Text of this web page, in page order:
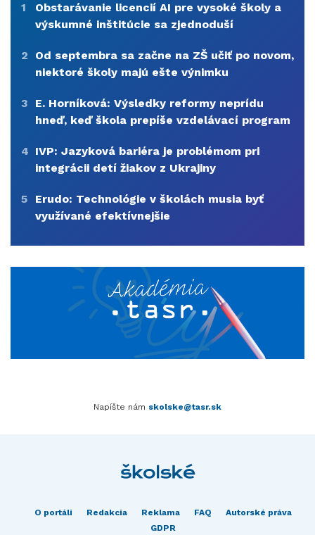
1
Obstarávanie licencií AI pre vysoké školy a
výskumné inštitúcie sa zjednoduší
2
Od septembra sa začne na ZŠ učiť po novom,
niektoré školy majú ešte výnimku
3
E. Horníková: Výsledky reformy neprídu
hneď, keď škola prepíše vzdelávací program
4 IVP: Jazyková bariéra je problémom pri
integrácii detí žiakov z Ukrajiny
5
Erudo: Technológie v školách musia byť
využívané efektívnejšie
Napíšte nám skolske@tasr.sk
O portáli Redakcia Reklama FAQ
Autorské práva
GDPR